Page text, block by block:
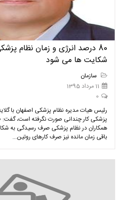
80 درصد انرژی و زمان نظام
شکایت ها می شود
سازمان
11 مرداد 1395
0
رئیس هیات مدیره نظام پزشکی اصفهان با گلایه
همکاران در نظام پزشکی صرف رسیدگی به
باقی زمان مانده نیز صرف کارهای روتین...